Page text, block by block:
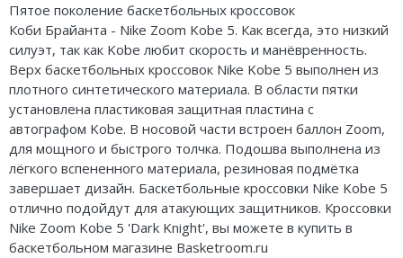
Пятое поколение баскетбольных кроссовок
Коби Брайанта - Nike Zoom Kobe 5. Как всегда, это низкий
силуэт, так как Kobe любит скорость и манёвренность.
Верх баскетбольных кроссовок Nike Kobe 5 выполнен из
плотного синтетического материала. В области пятки
установлена пластиковая защитная пластина с
автографом Kobe. В носовой части встроен баллон Zoom,
для мощного и быстрого толчка. Подошва выполнена из
лёгкого вспененного материала, резиновая подмётка
завершает дизайн. Баскетбольные кроссовки Nike Kobe 5
отлично подойдут для атакующих защитников. Кроссовки
Nike Zoom Kobe 5 'Dark Knight', вы можете в купить в
баскетбольном магазине Basketroom.ru
Air Jordan 3
Air Jordan 4
Air Jordan 5
Air Jordan 6
Air Jordan 7
Air Jordan 10
Nike Hyperset
Nike Cosmic Unity
Nike Air Deldon
Nike Sabrina
Nike A’ja
Nike ST
adidas AE
Adidas Yeezy Boost 350 V2
The North Face